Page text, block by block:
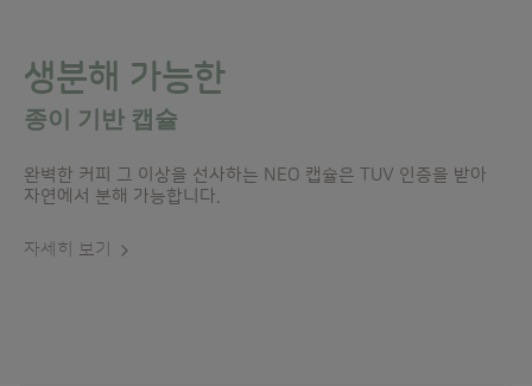
생분해 가능한
종이 기반 캡슐
완벽한 커피 그 이상을 선사하는 NEO 캡슐은 TUV 인증을 받아
자연에서 분해 가능합니다.
자세히 보기